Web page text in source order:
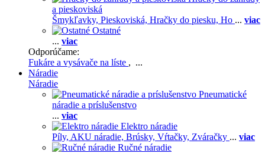
a pieskoviská
Šmykľavky, Pieskoviská, Hračky do piesku, Ho ... viac
Ostatné
... viac
Odporúčame:
Fukáre a vysávače na líste , ...
Náradie
Náradie
Pneumatické
náradie a príslušenstvo
... viac
Elektro náradie
Píly, AKU náradie, Brúsky, Vŕtačky, Zváračky ... viac
Ručné náradie